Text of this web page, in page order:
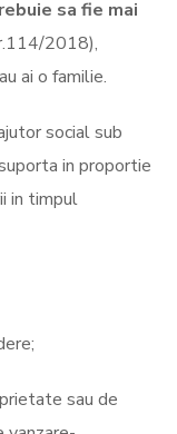
sa fie mai
2018),
ai o familie.
social sub
in proportie
in timpul
sau de